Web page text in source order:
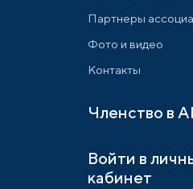
Партнеры
Фото и видео
Контакты
Членство в
Войти в
кабинет